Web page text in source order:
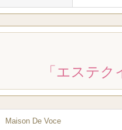
「エステク
Maison De Voce